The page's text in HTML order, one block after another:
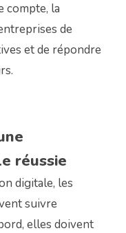
compte, la
de
et de répondre
réussie
digitale, les
suivre
elles doivent